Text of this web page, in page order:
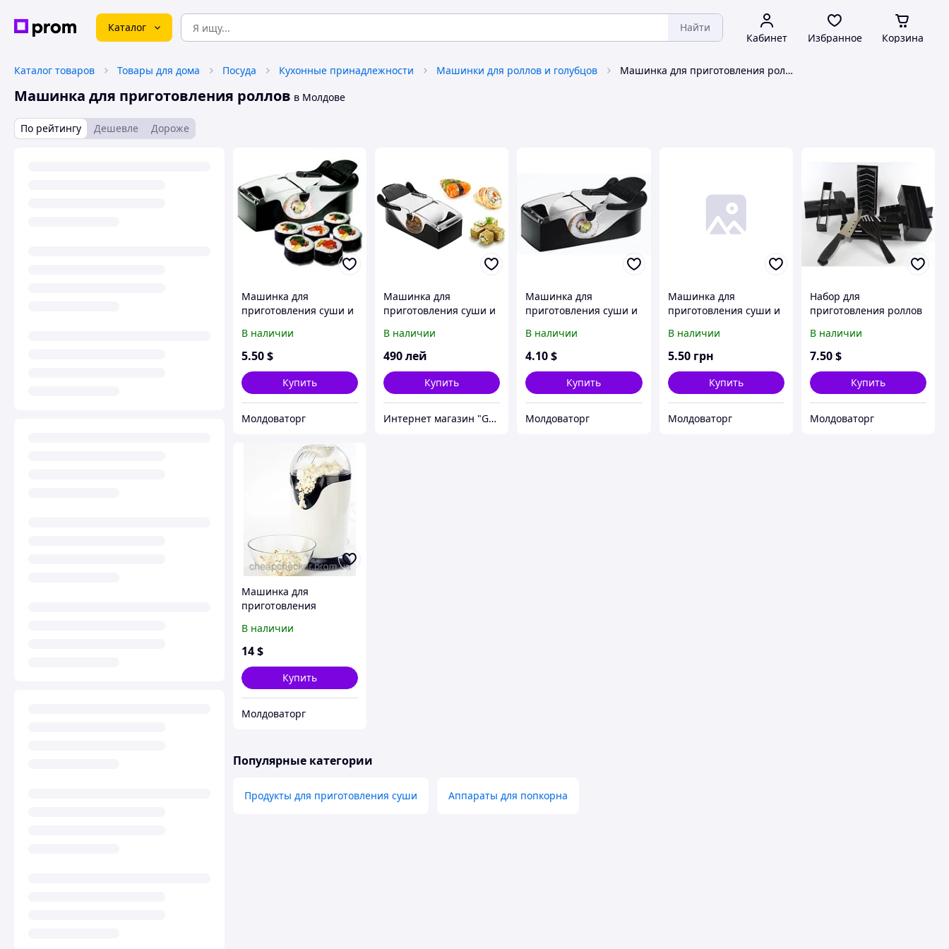
Каталог Найти
Кабинет Избранное Корзина
Каталог товаров Товары для дома Посуда Кухонные принадлежности Машинки для роллов и голубцов Машинка для приготовления роллов
Машинка для приготовления роллов в Молдове
По рейтингу Дешевле Дороже
Машинка для
приготовления суши и
Sushi
В наличии
5.50$
Купить
Молдоваторг
Машинка для
приготовления суши и
В наличии
490лей
Купить
Интернет магазин "GetGift"
Машинка для
приготовления суши и
(Instant Roll)
В наличии
4.10$
Купить
Молдоваторг
Машинка для
приготовления суши и
Sushi
В наличии
5.50 грн
Купить
Молдоваторг
Набор для
приготовления роллов
knife
В наличии
7.50$
Купить
Молдоваторг
Машинка для
приготовления
Maker 1600
В наличии
14$
Купить
Молдоваторг
Популярные категории
Продукты для приготовления суши Аппараты для попкорна